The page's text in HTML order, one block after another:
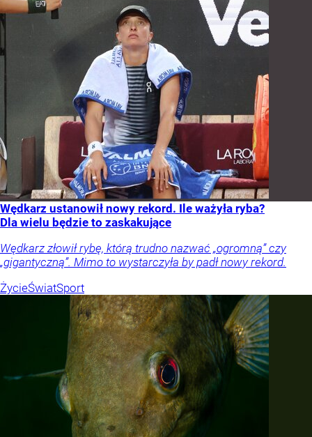
Wędkarz ustanowił nowy rekord. Ile ważyła ryba?
Dla wielu będzie to zaskakujące
Wędkarz złowił rybę, którą trudno nazwać „ogromną” czy
„gigantyczną”. Mimo to wystarczyła by padł nowy rekord.
ŻycieŚwiatSport